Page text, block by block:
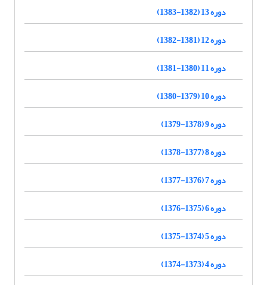
دوره 13 (1382-1383)
دوره 12 (1381-1382)
دوره 11 (1380-1381)
دوره 10 (1379-1380)
دوره 9 (1378-1379)
دوره 8 (1377-1378)
دوره 7 (1376-1377)
دوره 6 (1375-1376)
دوره 5 (1374-1375)
دوره 4 (1373-1374)